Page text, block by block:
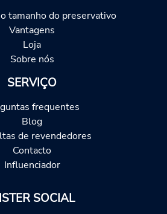
tamanho do preservativo
Vantagens
Loja
Sobre nós
SERVIÇO
frequentes
Blog
de revendedores
Contacto
Influenciador
SOCIAL